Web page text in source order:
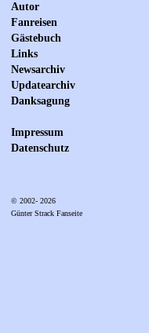
Autor
Fanreisen
Gästebuch
Links
Newsarchiv
Updatearchiv
Danksagung
Impressum
Datenschutz
© 2002- 2026
Günter Strack Fanseite